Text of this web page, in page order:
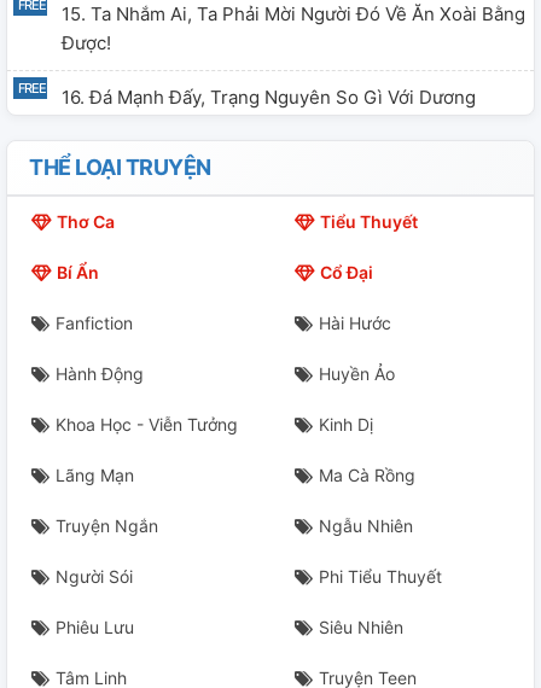
15. Ta Nhắm Ai, Ta Phải Mời Người Đó Về Ăn Xoài Bằng
Được!
16. Đá Mạnh Đấy, Trạng Nguyên So Gì Với Dương
17. Muốn Ở Bên Anh, Hầu Hạ Anh...
18. Đổi Giày Cho Em, Em Lại Coi Ta Là Nữ Tử
25. Thư Viết Nhưng Chẳng Muốn Trao
26. Người Về Rồi, Lại Chỉ Ôm Một Cái Đồng Chí
THỂ LOẠI TRUYỆN
Thơ Ca Tiểu Thuyết
Bí Ẩn Cổ Đại
Fanfiction Hài Hước
Hành Động Huyền Ảo
Khoa Học - Viễn Tưởng Kinh Dị
Lãng Mạn Ma Cà Rồng
Truyện Ngắn Ngẫu Nhiên
Người Sói Phi Tiểu Thuyết
Phiêu Lưu Siêu Nhiên
Tâm Linh Truyện Teen